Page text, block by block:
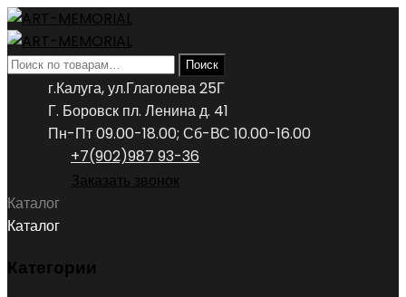
Искать: Поиск
г.Калуга, ул.Глаголева 25Г
Г. Боровск пл. Ленина д. 41
Пн-Пт 09.00-18.00; Сб-ВС 10.00-16.00
+7(902)987 93-36
Заказать звонок
Каталог
Каталог
Категории